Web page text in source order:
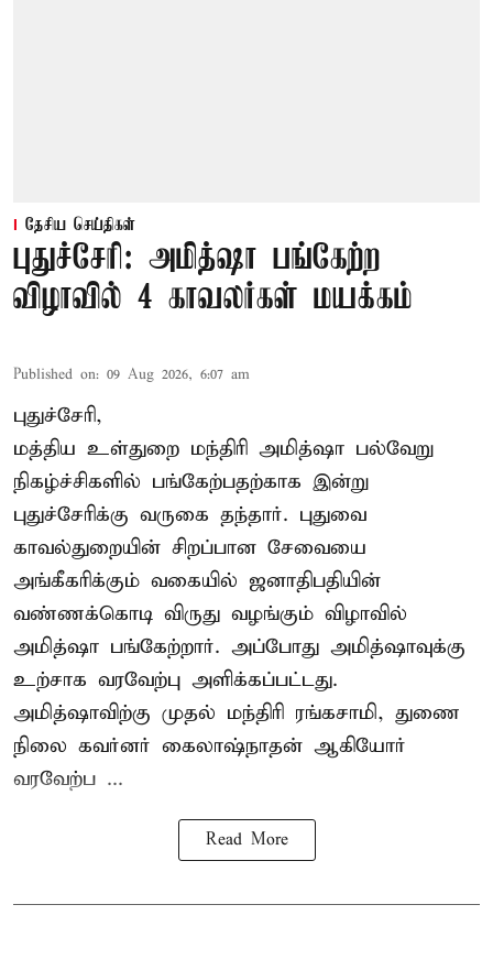
தேசிய செய்திகள்
புதுச்சேரி: அமித்ஷா பங்கேற்ற
விழாவில் 4 காவலர்கள் மயக்கம்
Published on: 09 Aug 2026, 6:07 am
புதுச்சேரி,
மத்திய உள்துறை மந்திரி அமித்ஷா பல்வேறு
நிகழ்ச்சிகளில் பங்கேற்பதற்காக இன்று
புதுச்சேரிக்கு வருகை தந்தார். புதுவை
காவல்துறையின் சிறப்பான சேவையை
அங்கீகரிக்கும் வகையில் ஜனாதிபதியின்
வண்ணக்கொடி விருது வழங்கும் விழாவில்
அமித்ஷா பங்கேற்றார். அப்போது அமித்ஷாவுக்கு
உற்சாக வரவேற்பு அளிக்கப்பட்டது.
அமித்ஷாவிற்கு முதல் மந்திரி ரங்கசாமி, துணை
நிலை கவர்னர் கைலாஷ்நாதன் ஆகியோர்
வரவேற்ப ...
Read More